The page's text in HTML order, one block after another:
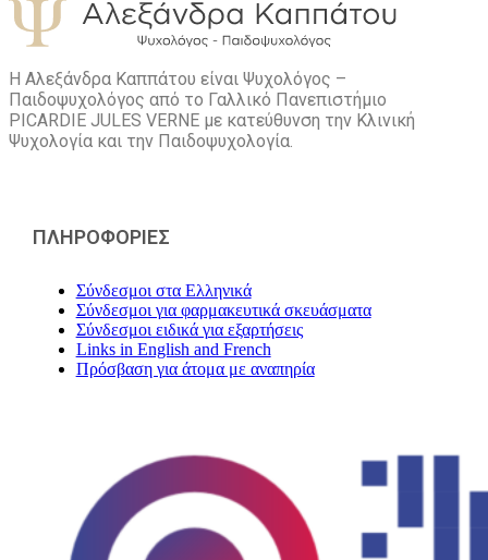
Η Αλεξάνδρα Καππάτου είναι Ψυχολόγος –
Παιδοψυχολόγος από το Γαλλικό Πανεπιστήμιο
PICARDIE JULES VERNE με κατεύθυνση την Kλινική
Ψυχολογία και την Παιδοψυχολογία.
ΠΛΗΡΟΦΟΡΙΕΣ
Σύνδεσμοι στα Ελληνικά
Σύνδεσμοι για φαρμακευτικά σκευάσματα
Σύνδεσμοι ειδικά για εξαρτήσεις
Links in English and French
Πρόσβαση για άτομα με αναπηρία